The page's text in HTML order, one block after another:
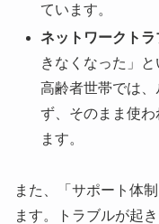
ています。
ネットワークトラ
きなくなった」と
高齢者世帯では
ず、そのまま使
ます。
また、「サポート体
ます。トラブルが起